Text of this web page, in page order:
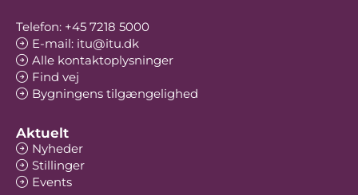
Telefon: +45 7218 5000
E-mail: itu@itu.dk
Alle kontaktoplysninger
Find vej
Bygningens tilgængelighed
Aktuelt
Nyheder
Stillinger
Events